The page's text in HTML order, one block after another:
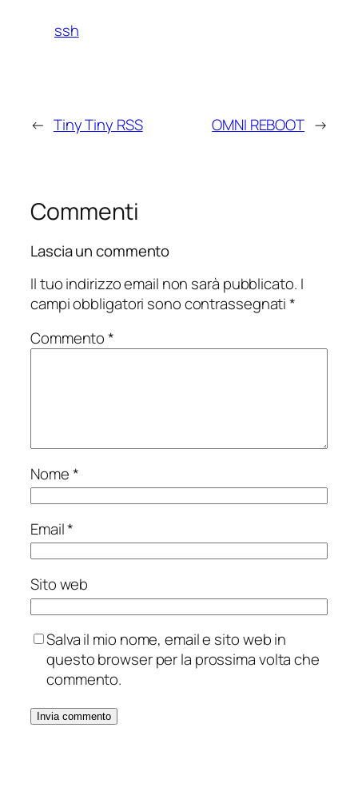
ssh
← Tiny Tiny RSS OMNI REBOOT →
Commenti
Lascia un commento
Il tuo indirizzo email non sarà pubblicato. I
campi obbligatori sono contrassegnati*
Commento*
Nome*
Email*
Sito web
Salva il mio nome, email e sito web in
questo browser per la prossima volta che
commento.